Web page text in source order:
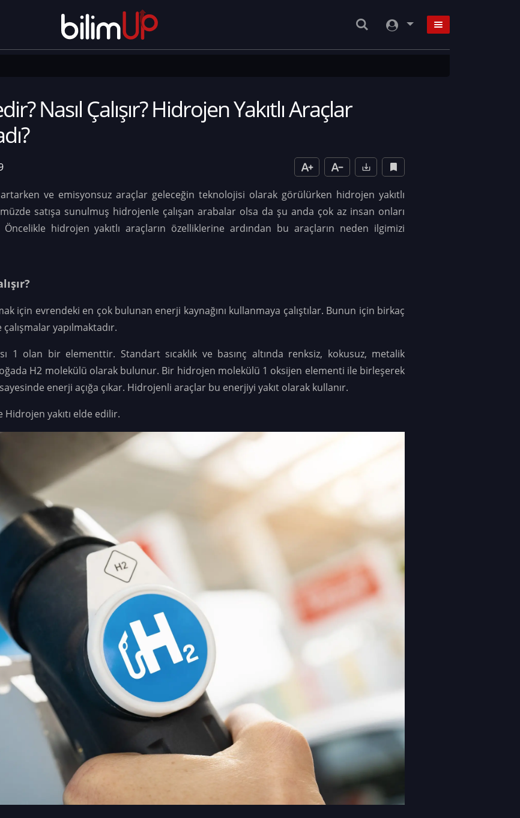
Nasıl Çalışır? Hidrojen Yakıtlı Araçlar
ve emisyonsuz araçlar geleceğin teknolojisi olarak görülürken hidrojen yakıtlı
satışa sunulmuş hidrojenle çalışan arabalar olsa da şu anda çok az insan onları
hidrojen yakıtlı araçların özelliklerine ardından bu araçların neden ilgimizi
için evrendeki en çok bulunan enerji kaynağını kullanmaya çalıştılar. Bunun için birkaç
yapılmaktadır.
1 olan bir elementtir. Standart sıcaklık ve basınç altında renksiz, kokusuz, metalik
H2 molekülü olarak bulunur. Bir hidrojen molekülü 1 oksijen elementi ile birleşerek
enerji açığa çıkar. Hidrojenli araçlar bu enerjiyi yakıt olarak kullanır.
yakıtı elde edilir.